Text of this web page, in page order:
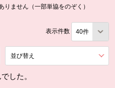
ません（一部単協をのぞく）
表示件数
並び替え
した。